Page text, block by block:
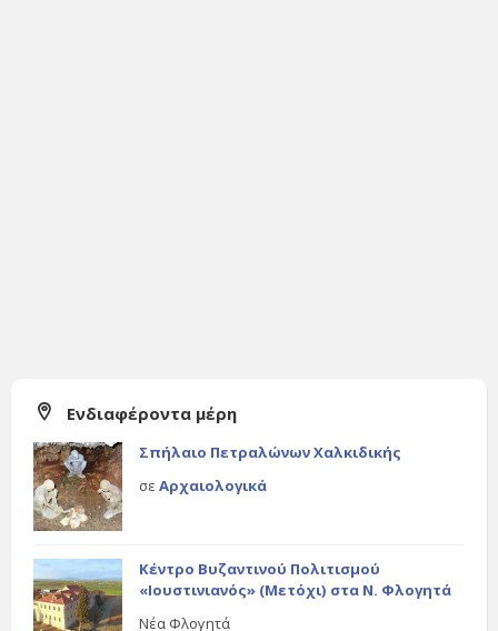
Ενδιαφέροντα μέρη
Σπήλαιο Πετραλώνων Χαλκιδικής
σε Αρχαιολογικά
Κέντρο Βυζαντινού Πολιτισμού
«Ιουστινιανός» (Μετόχι) στα Ν. Φλογητά
Νέα Φλογητά